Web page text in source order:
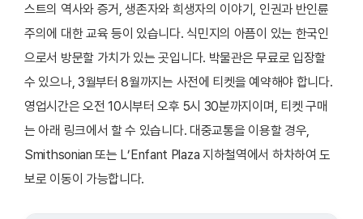
스트의 역사와 증거, 생존자와 희생자의 이야기, 인권과 반인륜
주의에 대한 교육 등이 있습니다. 식민지의 아픔이 있는 한국인
으로서 방문할 가치가 있는 곳입니다. 박물관은 무료로 입장할
수 있으나, 3월부터 8월까지는 사전에 티켓을 예약해야 합니다.
영업시간은 오전 10시부터 오후 5시 30분까지이며, 티켓 구매
는 아래 링크에서 할 수 있습니다. 대중교통을 이용할 경우,
Smithsonian 또는 L’Enfant Plaza 지하철역에서 하차하여 도
보로 이동이 가능합니다.